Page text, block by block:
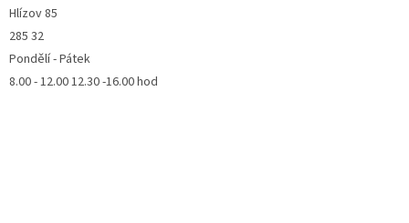
Hlízov 85
285 32
Pondělí - Pátek
8.00 - 12.00 12.30 -16.00 hod